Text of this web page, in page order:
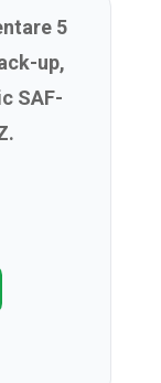
5
up,
SAF-